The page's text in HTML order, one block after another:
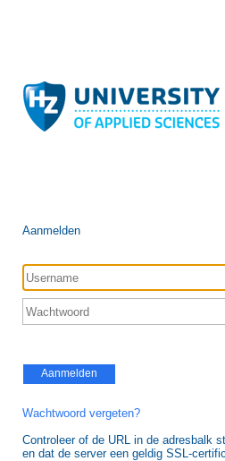
Aanmelden
Aanmelden
Wachtwoord vergeten?
Controleer of de URL in de adresbalk
en dat de server een geldig SSL-